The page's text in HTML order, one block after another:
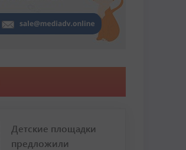
Детские площадки
предложили